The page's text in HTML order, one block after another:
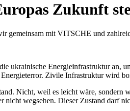
Zukunft
gemeinsam mit VITSCHE und
ukrainische Energieinfrastruktur an,
Zivile Infrastruktur wird
Nicht, weil es leicht wäre, sondern
nicht wegsehen. Dieser Zustand darf